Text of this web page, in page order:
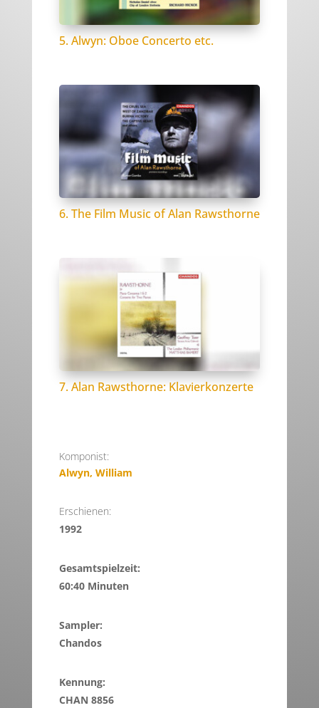
5. Alwyn: Oboe Concerto etc.
6. The Film Music of Alan Rawsthorne
7. Alan Rawsthorne: Klavierkonzerte
Komponist:
Alwyn, William
Erschienen:
1992
Gesamtspielzeit:
60:40 Minuten
Sampler:
Chandos
Kennung:
CHAN 8856